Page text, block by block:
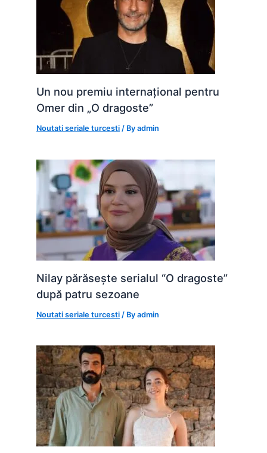
Un nou premiu internațional pentru
Omer din „O dragoste”
Noutati seriale turcesti / Byadmin
Nilay părăsește serialul “O dragoste”
după patru sezoane
Noutati seriale turcesti / Byadmin